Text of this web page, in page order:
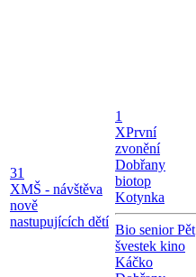
31
XMŠ - návštěva
nově
nastupujících dětí
1
XPrvní
zvonění
Dobřany
biotop
Kotynka
Bio senior Pět
švestek kino
Káčko